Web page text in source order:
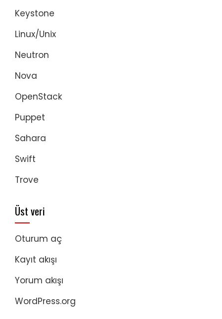
Keystone
Linux/Unix
Neutron
Nova
OpenStack
Puppet
Sahara
Swift
Trove
Üst veri
Oturum aç
Kayıt akışı
Yorum akışı
WordPress.org